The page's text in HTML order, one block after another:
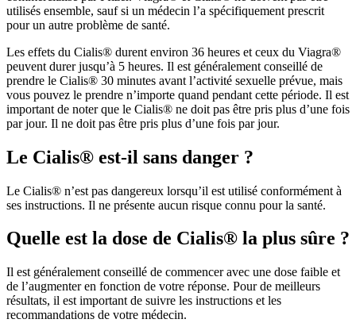
utilisés ensemble, sauf si un médecin l’a spécifiquement prescrit
pour un autre problème de santé.
Les effets du Cialis® durent environ 36 heures et ceux du Viagra®
peuvent durer jusqu’à 5 heures. Il est généralement conseillé de
prendre le Cialis® 30 minutes avant l’activité sexuelle prévue, mais
vous pouvez le prendre n’importe quand pendant cette période. Il est
important de noter que le Cialis® ne doit pas être pris plus d’une fois
par jour. Il ne doit pas être pris plus d’une fois par jour.
Le Cialis® est-il sans danger ?
Le Cialis® n’est pas dangereux lorsqu’il est utilisé conformément à
ses instructions. Il ne présente aucun risque connu pour la santé.
Quelle est la dose de Cialis® la plus sûre ?
Il est généralement conseillé de commencer avec une dose faible et
de l’augmenter en fonction de votre réponse. Pour de meilleurs
résultats, il est important de suivre les instructions et les
recommandations de votre médecin.